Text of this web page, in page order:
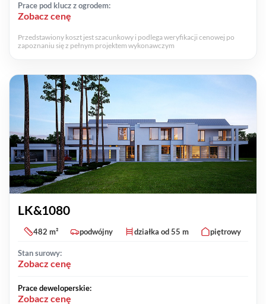
Prace pod klucz z ogrodem:
Zobacz cenę
Przedstawiony koszt jest szacunkowy i podlega weryfikacji cenowej po
zapoznaniu się z pełnym projektem wykonawczym
LK&1080
482 m² podwójny działka od 55 m piętrowy
Stan surowy:
Zobacz cenę
Prace deweloperskie:
Zobacz cenę